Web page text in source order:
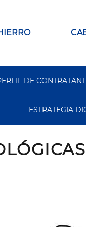
DE
ESTRATEGIA